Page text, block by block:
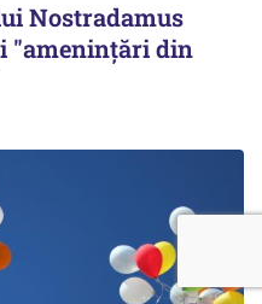
Nostradamus
"amenințări din